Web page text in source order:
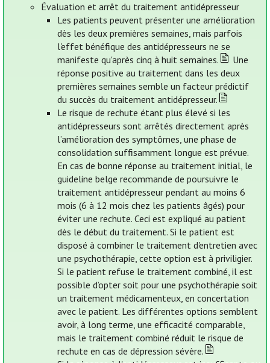
Évaluation et arrêt du traitement antidépresseur
Les patients peuvent présenter une amélioration
dès les deux premières semaines, mais parfois
l'effet bénéfique des antidépresseurs ne se
manifeste qu'après cinq à huit semaines.
Une
réponse positive au traitement dans les deux
premières semaines semble un facteur prédictif
du succès du traitement antidépresseur.
Le risque de rechute étant plus élevé si les
antidépresseurs sont arrêtés directement après
l’amélioration des symptômes, une phase de
consolidation suffisamment longue est prévue.
En cas de bonne réponse au traitement initial, le
guideline belge recommande de poursuivre le
traitement antidépresseur pendant au moins 6
mois (6 à 12 mois chez les patients âgés) pour
éviter une rechute. Ceci est expliqué au patient
dès le début du traitement. Si le patient est
disposé à combiner le traitement d'entretien avec
une psychothérapie, cette option est à priviligier.
Si le patient refuse le traitement combiné, il est
possible d’opter soit pour une psychothérapie soit
un traitement médicamenteux, en concertation
avec le patient. Les différentes options semblent
avoir, à long terme, une efficacité comparable,
mais le traitement combiné réduit le risque de
rechute en cas de dépression sévère.